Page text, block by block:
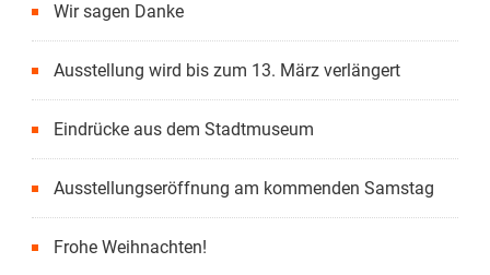
Wir sagen Danke
Ausstellung wird bis zum 13. März verlängert
Eindrücke aus dem Stadtmuseum
Ausstellungseröffnung am kommenden Samstag
Frohe Weihnachten!